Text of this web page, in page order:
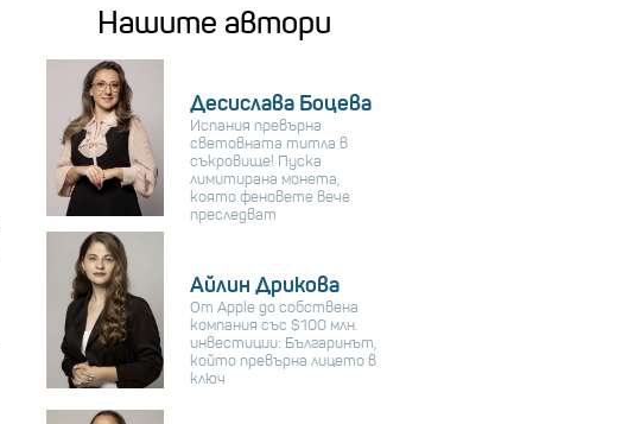
Нашите автори
Десислава Боцева
Испания превърна
световната титла в
съкровище! Пуска
лимитирана монета,
която феновете вече
преследват
Айлин Дрикова
От Apple до собствена
компания със $100 млн.
инвестиции: Българинът,
който превърна лицето в
ключ